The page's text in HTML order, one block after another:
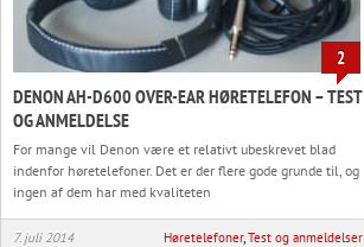
2
DENON AH-D600 OVER-EAR HØRETELEFON – TEST
OG ANMELDELSE
For mange vil Denon være et relativt ubeskrevet blad
indenfor høretelefoner. Det er der flere gode grunde til, og
ingen af dem har med kvaliteten
7. juli 2014 Høretelefoner,Test og anmeldelser